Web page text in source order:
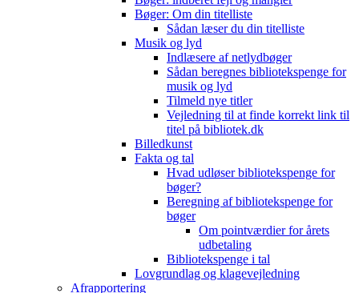
Bøger: Om din titelliste
Sådan læser du din titelliste
Musik og lyd
Indlæsere af netlydbøger
Sådan beregnes bibliotekspenge for
musik og lyd
Tilmeld nye titler
Vejledning til at finde korrekt link til
titel på bibliotek.dk
Billedkunst
Fakta og tal
Hvad udløser bibliotekspenge for
bøger?
Beregning af bibliotekspenge for
bøger
Om pointværdier for årets
udbetaling
Bibliotekspenge i tal
Lovgrundlag og klagevejledning
Afrapportering